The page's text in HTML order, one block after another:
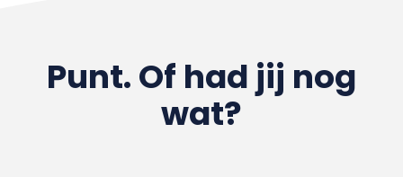
Punt. Of had jij nog
wat?